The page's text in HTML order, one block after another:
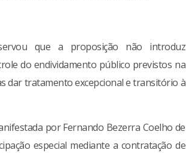
que a proposição não introduz
do endividamento público previstos na
dar tratamento excepcional e transitório à
por Fernando Bezerra Coelho de
especial mediante a contratação de